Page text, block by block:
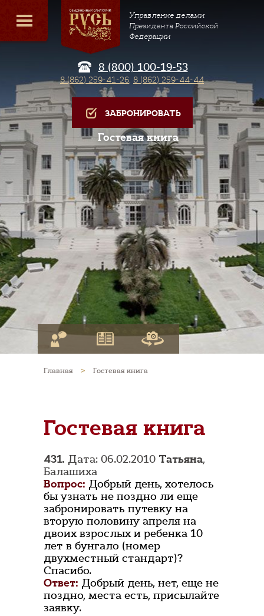
Управление делами
Президента Российской
Федерации
8 (800) 100-19-53
8 (862) 259-41-26, 8 (862) 259-44-44
ЗАБРОНИРОВАТЬ
Гостевая книга
Главная > Гостевая книга
Гостевая книга
431. Дата: 06.02.2010 Татьяна,
Балашиха
Вопрос: Добрый день, хотелось
бы узнать не поздно ли еще
забронировать путевку на
вторую половину апреля на
двоих взрослых и ребенка 10
лет в бунгало (номер
двухместный стандарт)?
Спасибо.
Ответ: Добрый день, нет, еще не
поздно, места есть, присылайте
заявку.